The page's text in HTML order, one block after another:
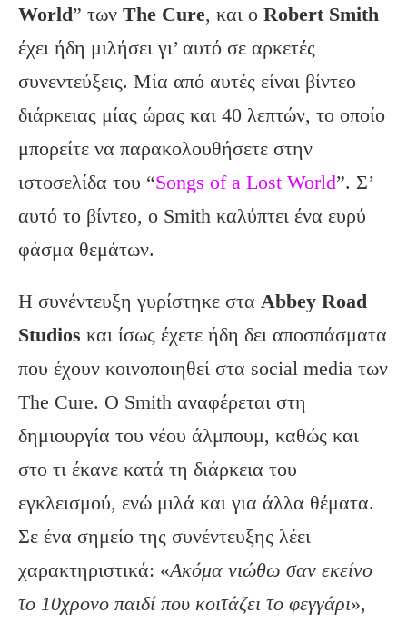
World” των The Cure, και ο Robert Smith
έχει ήδη μιλήσει γι’ αυτό σε αρκετές
συνεντεύξεις. Μία από αυτές είναι βίντεο
διάρκειας μίας ώρας και 40 λεπτών, το οποίο
μπορείτε να παρακολουθήσετε στην
ιστοσελίδα του “Songs of a Lost World”. Σ’
αυτό το βίντεο, ο Smith καλύπτει ένα ευρύ
φάσμα θεμάτων.
Η συνέντευξη γυρίστηκε στα Abbey Road
Studios και ίσως έχετε ήδη δει αποσπάσματα
που έχουν κοινοποιηθεί στα social media των
The Cure. Ο Smith αναφέρεται στη
δημιουργία του νέου άλμπουμ, καθώς και
στο τι έκανε κατά τη διάρκεια του
εγκλεισμού, ενώ μιλά και για άλλα θέματα.
Σε ένα σημείο της συνέντευξης λέει
χαρακτηριστικά: «Ακόμα νιώθω σαν εκείνο
το 10χρονο παιδί που κοιτάζει το φεγγάρι»,